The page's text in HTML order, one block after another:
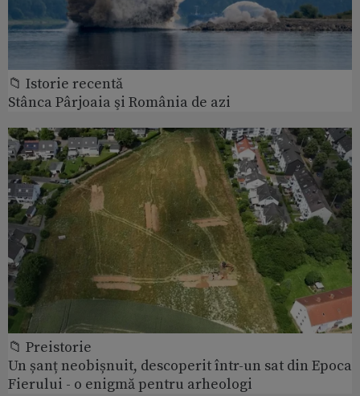
📁 Istorie recentă
Stânca Pârjoaia şi România de azi
📁 Preistorie
Un șanț neobișnuit, descoperit într-un sat din Epoca
Fierului - o enigmă pentru arheologi